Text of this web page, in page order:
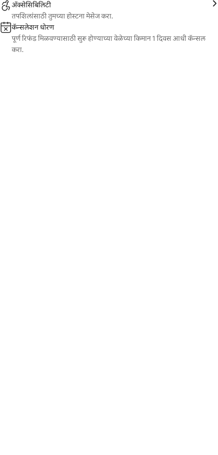
ॲक्सेसिबिलिटी
तपशिलांसाठी तुमच्या होस्टना मेसेज करा.
कॅन्सलेशन धोरण
पूर्ण रिफंड मिळवण्यासाठी सुरू होण्याच्या वेळेच्या किमान 1 दिवस आधी कॅन्सल
करा.